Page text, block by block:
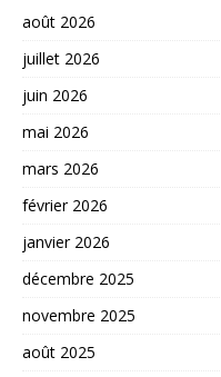
août 2026
juillet 2026
juin 2026
mai 2026
mars 2026
février 2026
janvier 2026
décembre 2025
novembre 2025
août 2025